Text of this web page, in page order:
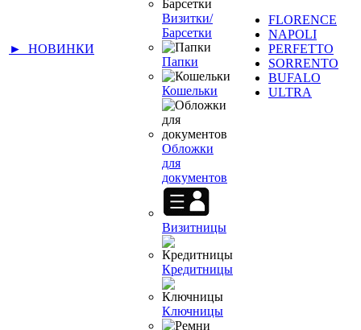
► НОВИНКИ
Визитки/
Барсетки
Папки
Кошельки
Обложки
для
документов
Визитницы
Кредитницы
Ключницы
FLORENCE
NAPOLI
PERFETTO
SORRENTO
BUFALO
ULTRA